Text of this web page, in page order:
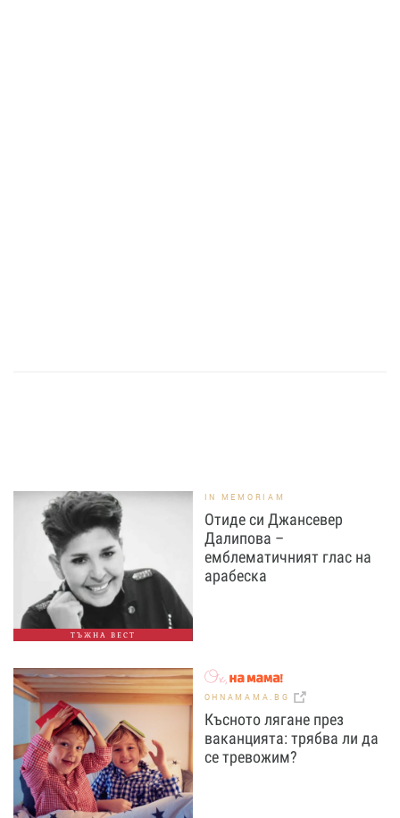
ТЪЖНА ВЕСТ
IN MEMORIAM
Отиде си Джансевер
Далипова –
емблематичният глас на
арабеска
OHNAMAMA.BG
Късното лягане през
ваканцията: трябва ли да
се тревожим?